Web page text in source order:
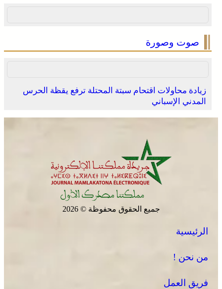
بولمان تفتتح الدورة الثانية لمهرجان الزعفران والنباتات
الصحراء المغربية .. كولومبيا تعلن تغييرا في موقفها وتعترف
صوت وصورة
زيادة محاولات اقتحام سبتة المحتلة ترفع يقظة الحرس
المدني الإسباني
جميع الحقوق محفوظة © 2026
الرئيسية
من نحن !
فريق العمل